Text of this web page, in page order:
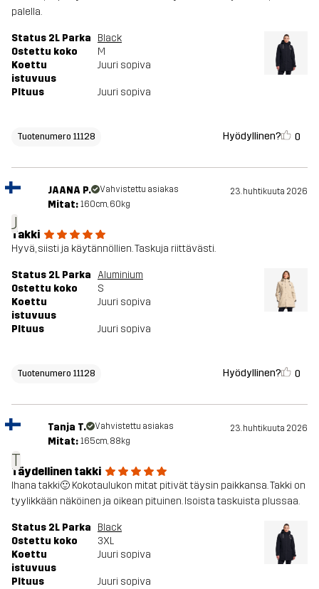
palella.
Status 2L Parka
Black
Ostettu koko
M
Koettu
istuvuus
Juuri sopiva
PItuus Juuri sopiva
Tuotenumero 11128 Hyödyllinen? 0
J
JAANA P. Vahvistettu asiakas 23. huhtikuuta 2026
Mitat: 160cm, 60kg
Takki
Hyvä, siisti ja käytännöllien. Taskuja riittävästi.
Status 2L Parka
Aluminium
Ostettu koko
S
Koettu
istuvuus
Juuri sopiva
PItuus Juuri sopiva
Tuotenumero 11128 Hyödyllinen? 0
T
Tanja T. Vahvistettu asiakas 23. huhtikuuta 2026
Mitat: 165cm, 88kg
Täydellinen takki
Ihana takki🙂 Kokotaulukon mitat pitivät täysin paikkansa. Takki on
tyylikkään näköinen ja oikean pituinen. Isoista taskuista plussaa.
Status 2L Parka
Black
Ostettu koko
3XL
Koettu
istuvuus
Juuri sopiva
PItuus Juuri sopiva